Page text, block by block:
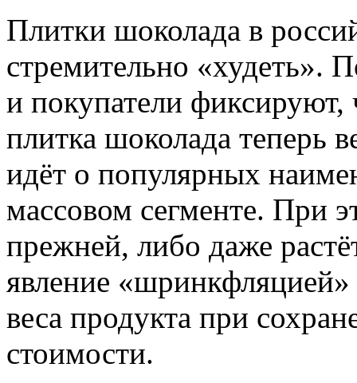
Плитки шоколада в
стремительно «худеть».
и покупатели фиксируют,
плитка шоколада теперь
идёт о популярных
массовом сегменте. При
прежней, либо даже
явление
веса продукта при
стоимости.